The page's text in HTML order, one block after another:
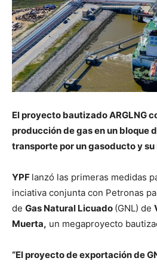
El proyecto bautizado ARGLNG
producción de gas en un bloque
transporte por un gasoducto y
YPF lanzó las primeras medidas
inciativa conjunta con Petronas
de Gas Natural Licuado (GNL) de
Muerta, un megaproyecto
“El proyecto de exportación de